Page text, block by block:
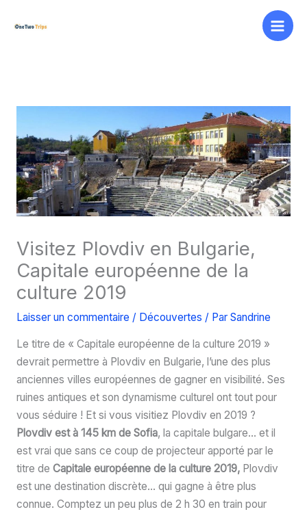
Visitez Plovdiv en Bulgarie,
Capitale européenne de la
culture 2019
Laisser un commentaire / Découvertes / Par Sandrine
Le titre de « Capitale européenne de la culture 2019 »
devrait permettre à Plovdiv en Bulgarie, l’une des plus
anciennes villes européennes de gagner en visibilité. Ses
ruines antiques et son dynamisme culturel ont tout pour
vous séduire ! Et si vous visitiez Plovdiv en 2019 ?
Plovdiv est à 145 km de Sofia, la capitale bulgare… et il
est vrai que sans ce coup de projecteur apporté par le
titre de Capitale européenne de la culture 2019, Plovdiv
est une destination discrète… qui gagne à être plus
connue. Comptez un peu plus de 2 h 30 en train pour